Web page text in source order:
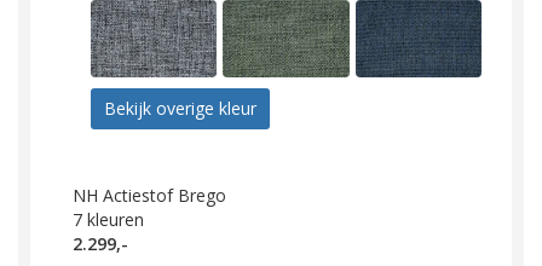
Bekijk overige kleur
NH Actiestof Brego
7 kleuren
2.299,-